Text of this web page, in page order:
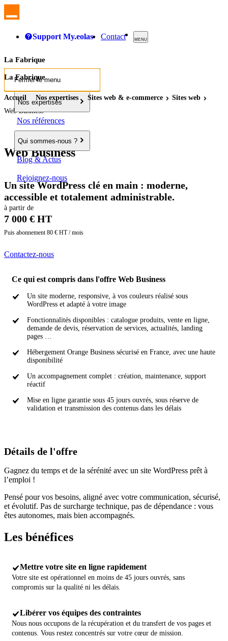
Support My.eolas Contact MENU
La Fabrique
Fermer le menu
Nos expertises
Nos références
Qui sommes-nous ?
Blog & Actus
Rejoignez-nous
La Fabrique
Accueil Nos expertises Sites web & e-commerce Sites web
Web Business
Web Business
Un site WordPress clé en main : moderne,
accessible et totalement administrable.
à partir de
7 000 € HT
Puis abonnement 80 € HT / mois
Contactez-nous
Ce qui est compris dans l'offre Web Business
Un site moderne, responsive, à vos couleurs réalisé sous
WordPress et adapté à votre image
Fonctionnalités disponibles : catalogue produits, vente en ligne,
demande de devis, réservation de services, actualités, landing
pages …
Hébergement Orange Business sécurisé en France, avec une haute
disponibilité
Un accompagnement complet : création, maintenance, support
réactif
Mise en ligne garantie sous 45 jours ouvrés, sous réserve de
validation et transmission des contenus dans les délais
Détails de l'offre
Gagnez du temps et de la sérénité avec un site WordPress prêt à
l’emploi !
Pensé pour vos besoins, aligné avec votre communication, sécurisé,
et évolutif. Pas de surcharge technique, pas de dépendance : vous
êtes autonomes, mais bien accompagnés.
Les bénéfices
Mettre votre site en ligne rapidement
Votre site est opérationnel en moins de 45 jours ouvrés, sans
compromis sur la qualité ni les délais.
Libérer vos équipes des contraintes
Nous nous occupons de la récupération et du transfert de vos pages et
contenus. Vous restez concentrés sur votre cœur de mission.